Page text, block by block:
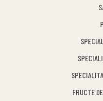
FRUCTE